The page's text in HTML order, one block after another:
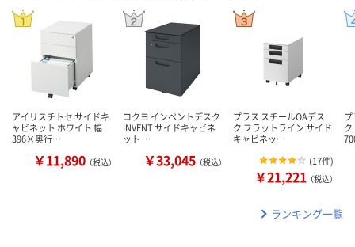
アイリスチトセ サイドキ
ャビネット ホワイト 幅
396×奥行…
￥11,890 （税込）
コクヨ インベントデスク
INVENT サイドキャビネ
ット …
￥33,045 （税込）
プラス スチールOAデス
ク フラットライン サイド
キャビネッ…
(17件)
￥21,221 （税込）
ランキング一覧